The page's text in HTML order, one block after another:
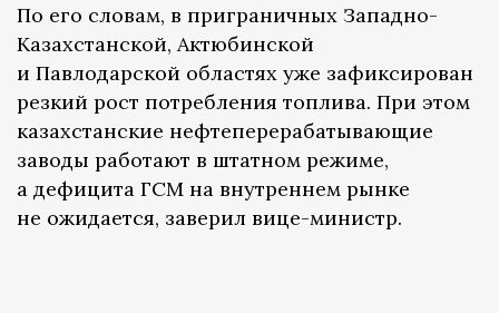
По его словам, в приграничных Западно-
Казахстанской, Актюбинской
и Павлодарской областях уже зафиксирован
резкий рост потребления топлива. При этом
казахстанские нефтеперерабатывающие
заводы работают в штатном режиме,
а дефицита ГСМ на внутреннем рынке
не ожидается, заверил вице-министр.